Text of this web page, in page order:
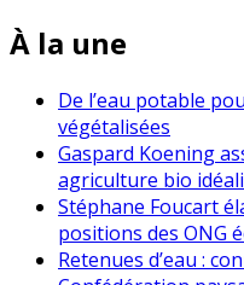
À la une
De l’eau potable
végétalisées
Gaspard Koening
agriculture bio
Stéphane Foucart
positions des ONG
Retenues d’eau :